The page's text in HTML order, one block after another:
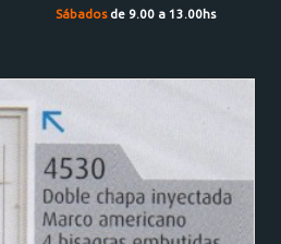
Sábadosde 9.00 a 13.00hs